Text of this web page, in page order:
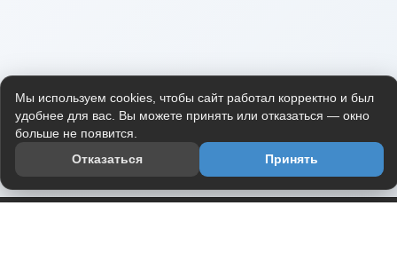
Мы используем cookies, чтобы сайт работал корректно и был
удобнее для вас. Вы можете принять или отказаться — окно
больше не появится.
Отказаться
Принять